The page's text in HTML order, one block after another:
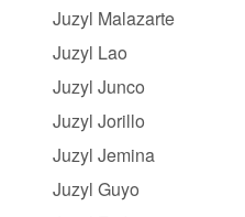
Juzyl Malazarte
Juzyl Lao
Juzyl Junco
Juzyl Jorillo
Juzyl Jemina
Juzyl Guyo